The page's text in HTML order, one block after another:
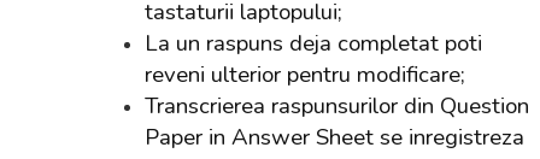
tastaturii laptopului;
La un raspuns deja completat poti
reveni ulterior pentru modificare;
Transcrierea raspunsurilor din Question
Paper in Answer Sheet se inregistreza